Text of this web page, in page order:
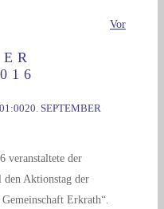
Vor
20. SEPTEMBER
veranstaltete der
Aktionstag der
Erkrath“.